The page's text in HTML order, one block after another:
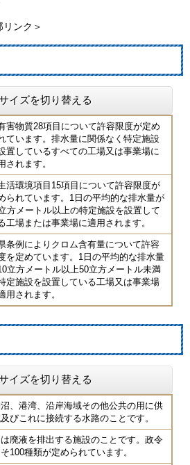
リンク＞
イズを切り替える
害物質28項目について許容限度が定め
ています。排水量に関係なく特定施設
置しているすべての工場又は事業場に
されます。
活環境項目15項目について許容限度が
られています。1日の平均的な排水量が
方メートル以上の特定施設を設置して
工場または事業場に適用されます。
条例によりクロム含有量について許容
を定めています。1日の平均的な排水量
立方メートル以上50立方メートル未満
定施設を設置している工場又は事業場
用されます。
イズを切り替える
、港湾、沿岸海域その他公共の用に供
びこれに接続する水路のことです。
廃液を排出する施設のことです。政令
100種類が定められています。